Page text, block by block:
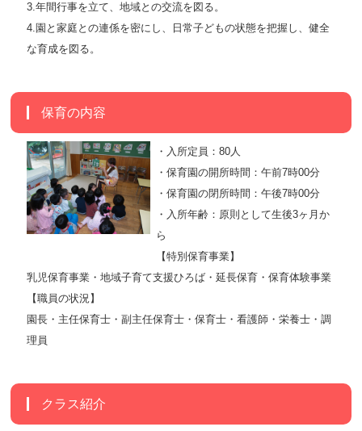
3.年間行事を立て、地域との交流を図る。
4.園と家庭との連係を密にし、日常子どもの状態を把握し、健全
な育成を図る。
保育の内容
・入所定員：80人
・保育園の開所時間：午前7時00分
・保育園の閉所時間：午後7時00分
・入所年齢：原則として生後3ヶ月か
ら
【特別保育事業】
乳児保育事業・地域子育て支援ひろば・延長保育・保育体験事業
【職員の状況】
園長・主任保育士・副主任保育士・保育士・看護師・栄養士・調
理員
クラス紹介